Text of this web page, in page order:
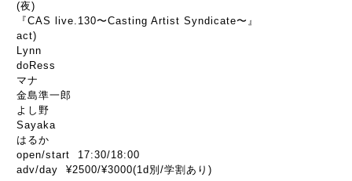
(夜)
『CAS live.130〜Casting Artist Syndicate〜』
act)
Lynn
doRess
マナ
金島準一郎
よし野
Sayaka
はるか
open/start 17:30/18:00
adv/day ¥2500/¥3000(1d別/学割あり)